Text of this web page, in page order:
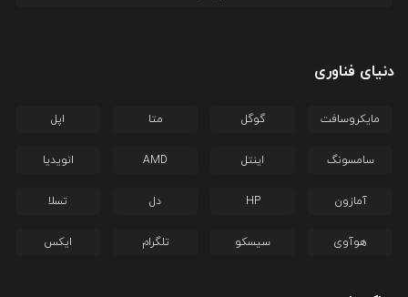
دنیای فناوری
مایکروسافت گوگل متا اپل
سامسونگ اینتل AMD انویدیا
آمازون HP دل تسلا
هوآوی سیسکو تلگرام ایکس